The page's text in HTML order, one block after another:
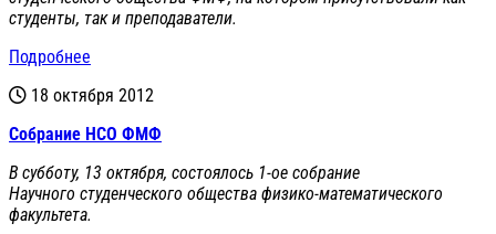
студенты, так и преподаватели.
Подробнее
18 октября 2012
Собрание НСО ФМФ
В субботу, 13 октября, состоялось 1-ое собрание
Научного студенческого общества физико-математического
факультета.